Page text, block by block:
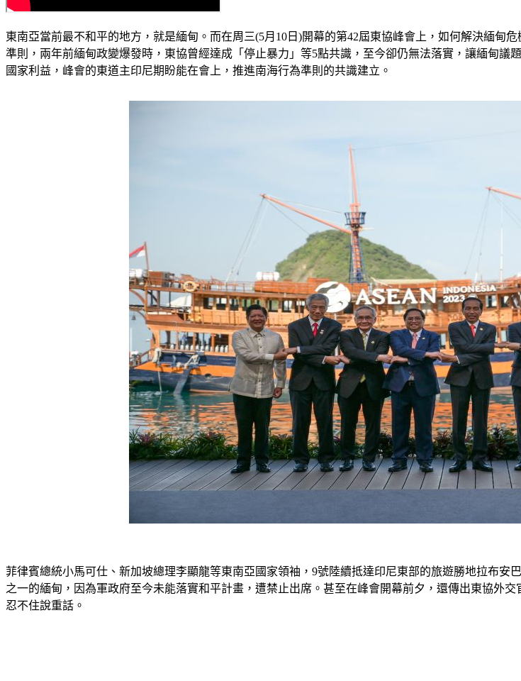
東南亞當前最不和平的地方，就是緬甸。而在周三(5月10日)開幕的第42屆東協峰會上，如何解決緬甸
準則，兩年前緬甸政變爆發時，東協曾經達成「停止暴力」等5點共識，至今卻仍無法落實，讓緬甸
國家利益，峰會的東道主印尼期盼能在會上，推進南海行為準則的共識建立。
菲律賓總統小馬可仕、新加坡總理李顯龍等東南亞國家領袖，9號陸續抵達印尼東部的旅遊勝地拉布安
之一的緬甸，因為軍政府至今未能落實和平計畫，遭禁止出席。甚至在峰會開幕前夕，還傳出東協外
忍不住說重話。